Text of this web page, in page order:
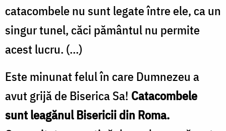
catacombele nu sunt legate între ele, ca un
singur tunel, căci pământul nu permite
acest lucru. (…)
Este minunat felul în care Dumnezeu a
avut grijă de Biserica Sa! Catacombele
sunt leagănul Bisericii din Roma.